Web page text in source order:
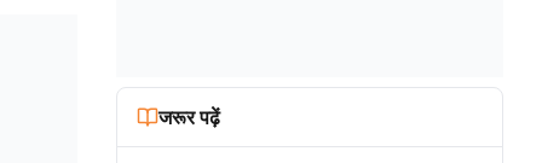
जरूर पढ़ें